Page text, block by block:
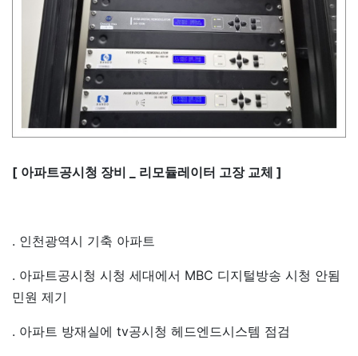
[ 아파트공시청 장비 _ 리모듈레이터 고장 교체 ]
. 인천광역시 기축 아파트
. 아파트공시청 시청 세대에서 MBC 디지털방송 시청 안됨
민원 제기
. 아파트 방재실에 tv공시청 헤드엔드시스템 점검